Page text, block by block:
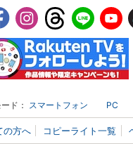
ド： スマートフォン PC
の方へ コピーライト一覧